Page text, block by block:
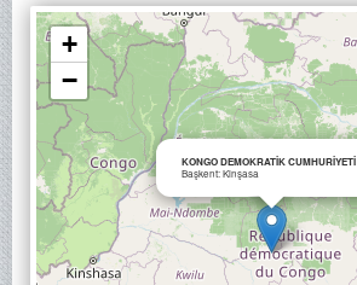
KONGO DEMOKRATİK CUMHURİYETİ
Başkent: Kinşasa
+
−